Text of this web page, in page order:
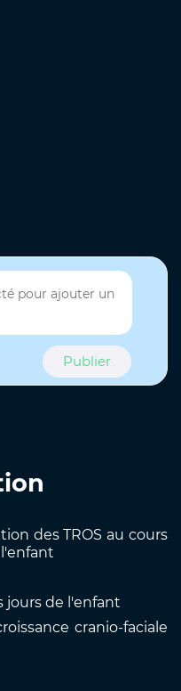
Publier
des TROS au cours
jours de l'enfant
cranio-faciale